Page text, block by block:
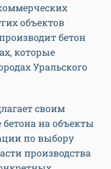
объектов
бетон
которые
Уральского
своим
на объекты
по выбору
производства